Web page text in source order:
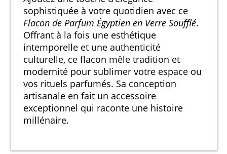
sophistiquée à votre quotidien avec ce
Flacon de Parfum Égyptien en Verre Soufflé.
Offrant à la fois une esthétique
intemporelle et une authenticité
culturelle, ce flacon mêle tradition et
modernité pour sublimer votre espace ou
vos rituels parfumés. Sa conception
artisanale en fait un accessoire
exceptionnel qui raconte une histoire
millénaire.